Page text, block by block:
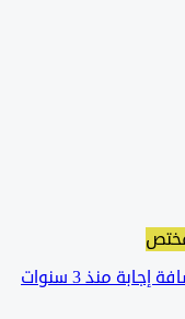
تمت إضافة إجابة منذ 3 سنوات